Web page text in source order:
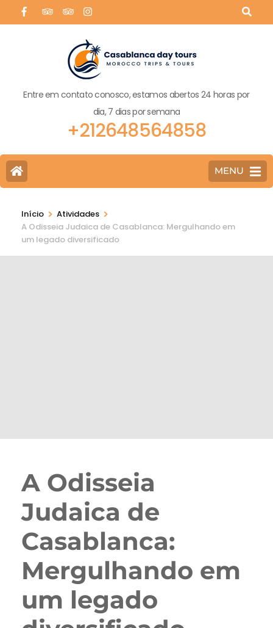
Entre em contato conosco, estamos abertos 24 horas por
dia, 7 dias por semana
+212648564858
MENU
Início > Atividades >
A Odisseia Judaica de Casablanca: Mergulhando em
um legado diversificado
A Odisseia
Judaica de
Casablanca:
Mergulhando em
um legado